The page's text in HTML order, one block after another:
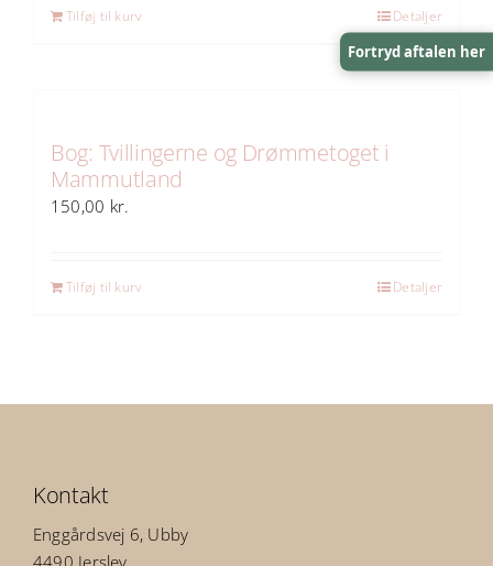
Tilføj til kurv Detaljer
Bog: Tvillingerne og Drømmetoget i
Mammutland
150,00 kr.
Tilføj til kurv Detaljer
Kontakt
Enggårdsvej 6, Ubby
Fortryd aftalen her